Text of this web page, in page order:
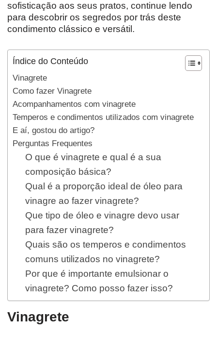
sofisticação aos seus pratos, continue lendo
para descobrir os segredos por trás deste
condimento clássico e versátil.
Índice do Conteúdo
Vinagrete
Como fazer Vinagrete
Acompanhamentos com vinagrete
Temperos e condimentos utilizados com vinagrete
E aí, gostou do artigo?
Perguntas Frequentes
O que é vinagrete e qual é a sua
composição básica?
Qual é a proporção ideal de óleo para
vinagre ao fazer vinagrete?
Que tipo de óleo e vinagre devo usar
para fazer vinagrete?
Quais são os temperos e condimentos
comuns utilizados no vinagrete?
Por que é importante emulsionar o
vinagrete? Como posso fazer isso?
Vinagrete